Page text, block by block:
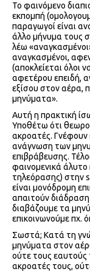
Το φαινόμενο
εκπομπή
παραγωγοί είναι
άλλο μήνυμα τους
λέω
αναγκασμένοι,
(αποκλείεται όλοι
αφετέρου επειδή,
εξίσου στον αέρα,
μηνύματα».
Αυτή η πρακτική
Υποθέτω ότι
ακροατές. Γνέφουν
ανάγνωση των
επιβράβευσης.
φαινομενικά
τηλεόρασης) στην
είναι μονόδρομη
απαιτούν
διαβάζουμε τα
επικοινωνούμε πχ.
Σωστά; Κατά τη
μηνύματα στον
ούτε τους εαυτούς
ακροατές τους,